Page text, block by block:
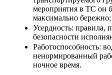
мероприятия в ТС он
максимально бережно;
Усердность: правила,
безопасности
Работоспособность:
ненормированный
ночное время.